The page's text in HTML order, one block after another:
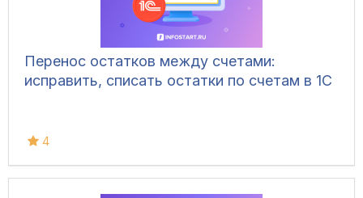
Перенос остатков между счетами:
исправить, списать остатки по счетам в 1С
4